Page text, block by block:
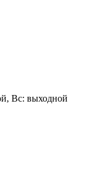
Вс: выходной